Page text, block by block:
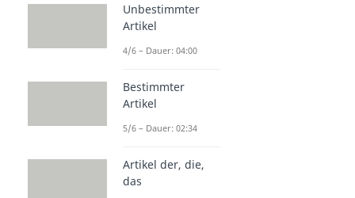
Unbestimmter
Artikel
4/6 – Dauer: 04:00
Bestimmter
Artikel
5/6 – Dauer: 02:34
Artikel der, die,
das